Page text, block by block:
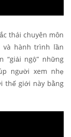
thái chuyên môn
và hành trình lần
“giải ngộ” những
người xem nhẹ
thế giới này bằng